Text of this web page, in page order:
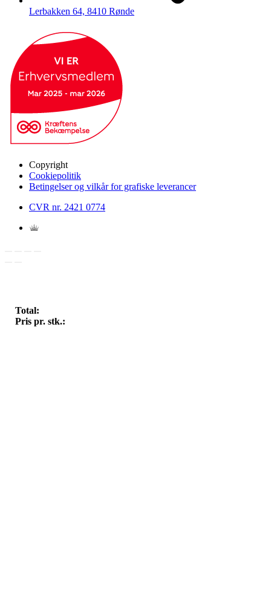
Total:
Pris pr. stk.:
Lerbakken 64, 8410 Rønde
Copyright
Cookiepolitik
Betingelser og vilkår for grafiske leverancer
CVR nr. 2421 0774